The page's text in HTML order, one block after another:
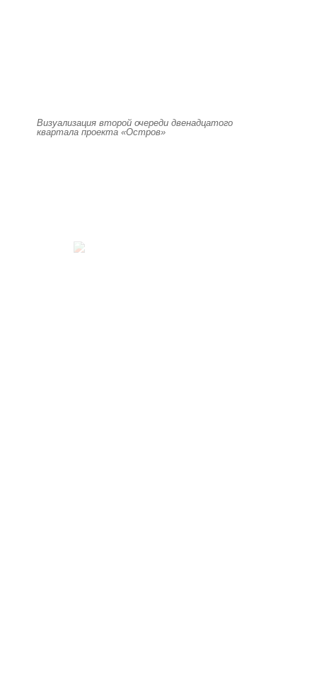
Визуализация второй очереди двенадцатого
квартала проекта «Остров»